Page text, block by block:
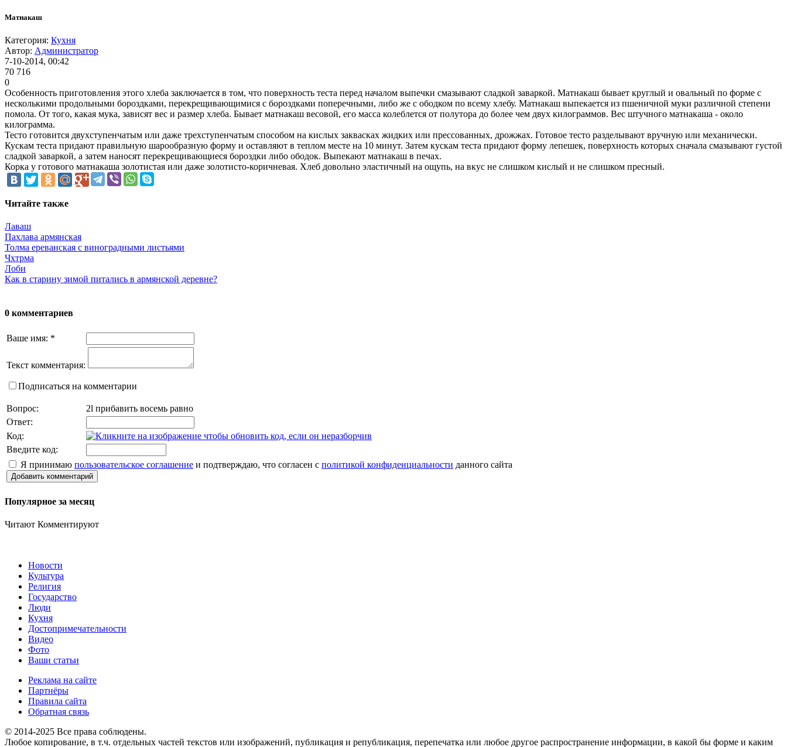
Матнакаш
Категория: Кухня
Автор: Администратор
7-10-2014, 00:42
70 716
0
Особенность приготовления этого хлеба заключается в том, что поверхность теста перед началом выпечки смазывают сладкой заваркой. Матнакаш бывает круглый и овальный по форме с
несколькими продольными бороздками, перекрещивающимися с бороздками поперечными, либо же с ободком по всему хлебу. Матнакаш выпекается из пшеничной муки различной степени
помола. От того, какая мука, зависят вес и размер хлеба. Бывает матнакаш весовой, его масса колеблется от полутора до более чем двух килограммов. Вес штучного матнакаша - около
килограмма.
Тесто готовится двухступенчатым или даже трехступенчатым способом на кислых заквасках жидких или прессованных, дрожжах. Готовое тесто разделывают вручную или механически.
Кускам теста придают правильную шарообразную форму и оставляют в теплом месте на 10 минут. Затем кускам теста придают форму лепешек, поверхность которых сначала смазывают густой
сладкой заваркой, а затем наносят перекрещивающиеся бороздки либо ободок. Выпекают матнакаш в печах.
Корка у готового матнакаша золотистая или даже золотисто-коричневая. Хлеб довольно эластичный на ощупь, на вкус не слишком кислый и не слишком пресный.
Читайте также
Лаваш
Пахлава армянская
Толма ереванская с виноградными листьями
Чхтрма
Лоби
Как в старину зимой питались в армянской деревне?
0 комментариев
Ваше имя: *
Текст комментария:
Подписаться на комментарии
Вопрос:
2l прибавить восемь равно
Ответ:
Код:
Введите код:
Я принимаю пользовательское соглашение и подтверждаю, что согласен с политикой конфиденциальности данного сайта
Добавить комментарий
Популярное за месяц
Читают Комментируют
Новости
Культура
Религия
Государство
Люди
Кухня
Достопримечательности
Видео
Фото
Ваши статьи
Реклама на сайте
Партнёры
Правила сайта
Обратная связь
© 2014-2025 Все права соблюдены.
Любое копирование, в т.ч. отдельных частей текстов или изображений, публикация и републикация, перепечатка или любое другое распространение информации, в какой бы форме и каким